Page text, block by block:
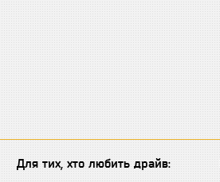
Для тих, хто любить драйв: